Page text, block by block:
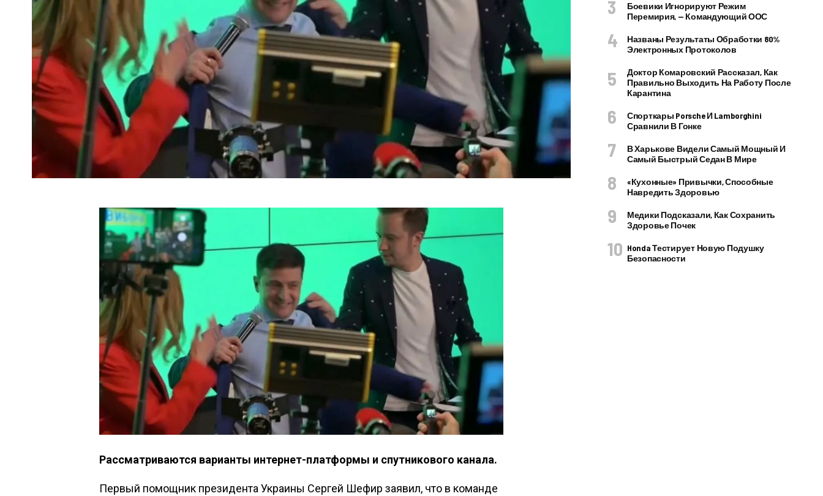
Рассматриваются варианты интернет-платформы и спутникового канала.
Первый помощник президента Украины Сергей Шефир заявил, что в команде
Боевики Игнорируют Режим
Перемирия, — Командующий ООС
Названы Результаты Обработки 80%
Электронных Протоколов
Доктор Комаровский Рассказал, Как
Правильно Выходить На Работу После
Карантина
Спорткары Porsche И Lamborghini
Сравнили В Гонке
В Харькове Видели Самый Мощный И
Самый Быстрый Седан В Мире
«Кухонные» Привычки, Способные
Навредить Здоровью
Медики Подсказали, Как Сохранить
Здоровье Почек
Honda Тестирует Новую Подушку
Безопасности